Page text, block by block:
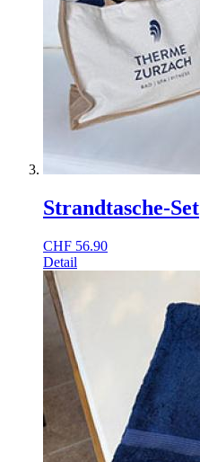
Strandtasche-Set
CHF 56.90
Detail